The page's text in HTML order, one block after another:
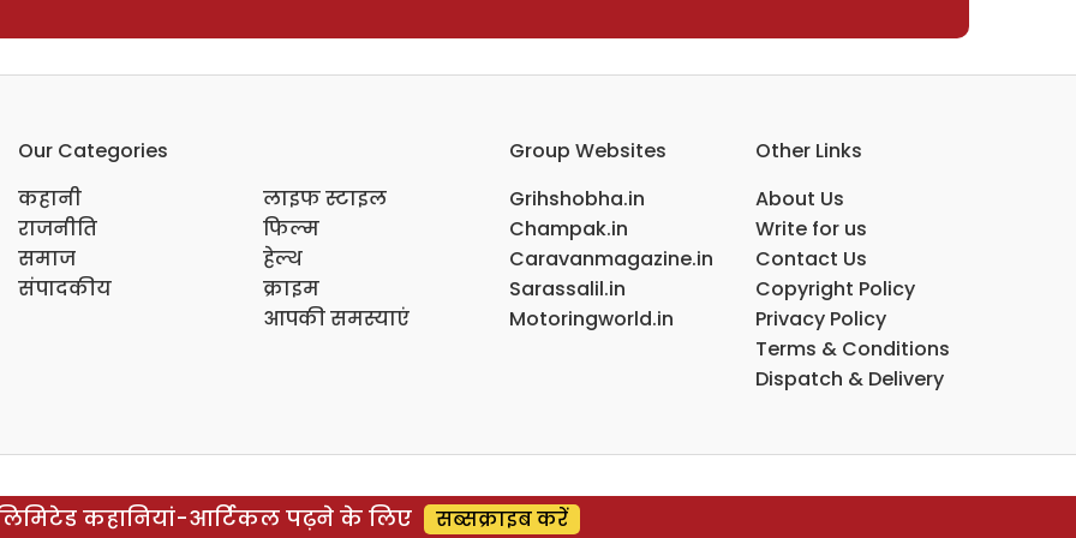
Our Categories
कहानी
राजनीति
समाज
संपादकीय
लाइफ स्टाइल
फिल्म
हेल्थ
क्राइम
आपकी समस्याएं
Group Websites
Grihshobha.in
Champak.in
Caravanmagazine.in
Sarassalil.in
Motoringworld.in
Other Links
About Us
Write for us
Contact Us
Copyright Policy
Privacy Policy
Terms & Conditions
Dispatch & Delivery
कहानियां-आर्टिकल पढ़ने के लिए सब्सक्राइब करें